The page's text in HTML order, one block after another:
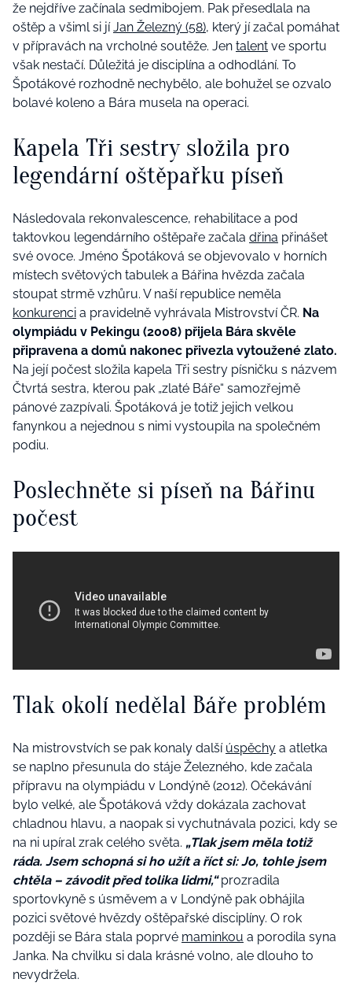
že nejdříve začínala sedmibojem. Pak přesedlala na
oštěp a všiml si jíJan Železný (58), který jí začal pomáhat
v přípravách na vrcholné soutěže. Jen talent ve sportu
však nestačí. Důležitá je disciplína a odhodlání. To
Špotákové rozhodně nechybělo, ale bohužel se ozvalo
bolavé koleno a Bára musela na operaci.
Kapela Tři sestry složila pro
legendární oštěpařku píseň
Následovala rekonvalescence, rehabilitace a pod
taktovkou legendárního oštěpaře začala dřina přinášet
své ovoce. Jméno Špotáková se objevovalo v horních
místech světových tabulek a Bářina hvězda začala
stoupat strmě vzhůru. V naší republice neměla
konkurenci a pravidelně vyhrávala Mistrovství ČR. Na
olympiádu v Pekingu (2008) přijela Bára skvěle
připravena a domů nakonec přivezla vytoužené zlato.
Na její počest složila kapela Tři sestry písničku s názvem
Čtvrtá sestra, kterou pak „zlaté Báře“ samozřejmě
pánové zazpívali. Špotáková je totiž jejich velkou
fanynkou a nejednou s nimi vystoupila na společném
podiu.
Poslechněte si píseň na Bářinu
počest
Tlak okolí nedělal Báře problém
Na mistrovstvích se pak konaly další úspěchy a atletka
se naplno přesunula do stáje Železného, kde začala
přípravu na olympiádu v Londýně (2012). Očekávání
bylo velké, ale Špotáková vždy dokázala zachovat
chladnou hlavu, a naopak si vychutnávala pozici, kdy se
na ni upíral zrak celého světa. „Tlak jsem měla totiž
ráda. Jsem schopná si ho užít a říct si: Jo, tohle jsem
chtěla –⁠⁠⁠⁠⁠⁠ závodit před tolika lidmi,“prozradila
sportovkyně s úsměvem a v Londýně pak obhájila
pozici světové hvězdy oštěpařské disciplíny. O rok
později se Bára stala poprvé maminkou a porodila syna
Janka. Na chvilku si dala krásné volno, ale dlouho to
nevydržela.